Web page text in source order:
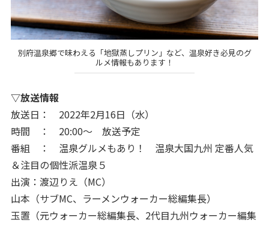
別府温泉郷で味わえる「地獄蒸しプリン」など、温泉好き必見のグ
ルメ情報もあります！
▽放送情報
放送日： 2022年2月16日（水）
時間 ： 20:00～ 放送予定
番組 ： 温泉グルメもあり！ 温泉大国九州 定番人気
＆注目の個性派温泉５
出演：渡辺りえ（MC）
山本（サブMC、ラーメンウォーカー総編集長）
玉置（元ウォーカー総編集長、2代目九州ウォーカー編集